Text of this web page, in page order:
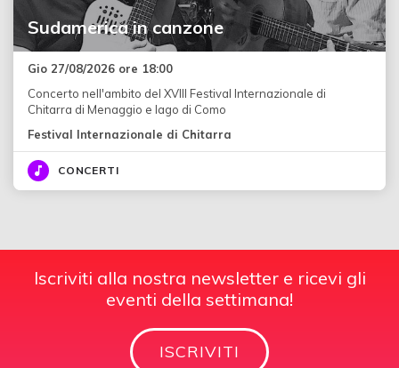
Sudamerica in canzone
Gio 27/08/2026 ore 18:00
Concerto nell'ambito del XVIII Festival Internazionale di
Chitarra di Menaggio e lago di Como
Festival Internazionale di Chitarra
CONCERTI
Iscriviti alla nostra newsletter e ricevi gli
eventi della settimana!
ISCRIVITI